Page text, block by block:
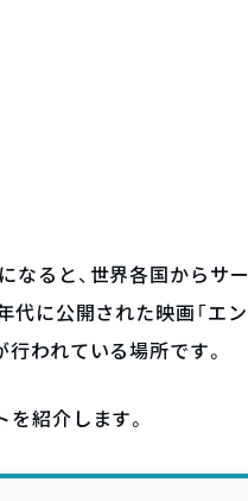
なると、世界各国からサー
代に公開された映画「エン
われている場所です。
紹介します。